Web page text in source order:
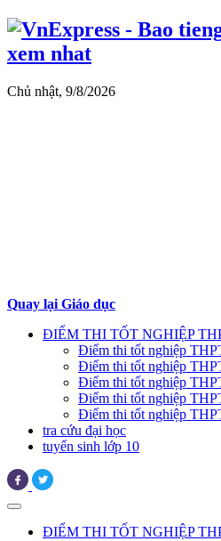
Chủ nhật, 9/8/2026
Quay lại Giáo dục
ĐIỂM THI TỐT NGHIỆP
Điểm thi tốt nghiệp
Điểm thi tốt nghiệp
Điểm thi tốt nghiệp
Điểm thi tốt nghiệp
Điểm thi tốt nghiệp
tra cứu đại học
tuyển sinh lớp 10
ĐIỂM THI TỐT NGHIỆP